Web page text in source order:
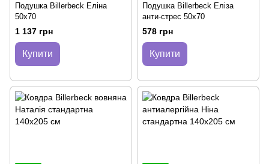
Подушка Billerbeck Еліна
50х70
1 137 грн
Купити
Подушка Billerbeck Еліза
анти-стрес 50х70
578 грн
Купити